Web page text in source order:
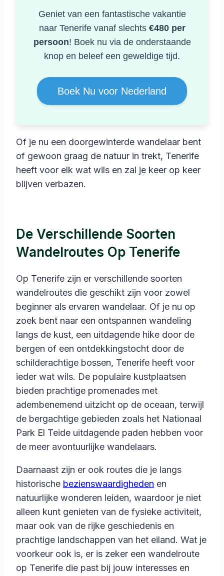
Geniet van een fantastische vakantie
naar Tenerife vanaf slechts €480 per
persoon! Boek nu via de onderstaande
knop en beleef een geweldige tijd.
Boek Nu voor Nederland
Of je nu een doorgewinterde wandelaar bent
of gewoon graag de natuur in trekt, Tenerife
heeft voor elk wat wils en zal je keer op keer
blijven verbazen.
De Verschillende Soorten
Wandelroutes Op Tenerife
Op Tenerife zijn er verschillende soorten
wandelroutes die geschikt zijn voor zowel
beginner als ervaren wandelaar. Of je nu op
zoek bent naar een ontspannen wandeling
langs de kust, een uitdagende hike door de
bergen of een ontdekkingstocht door de
schilderachtige bossen, Tenerife heeft voor
ieder wat wils. De populaire kustplaatsen
bieden prachtige promenades met
adembenemend uitzicht op de oceaan, terwijl
de bergachtige gebieden zoals het Nationaal
Park El Teide uitdagende paden hebben voor
de meer avontuurlijke wandelaars.
Daarnaast zijn er ook routes die je langs
historische bezienswaardigheden en
natuurlijke wonderen leiden, waardoor je niet
alleen kunt genieten van de fysieke activiteit,
maar ook van de rijke geschiedenis en
prachtige landschappen van het eiland. Wat je
voorkeur ook is, er is zeker een wandelroute
op Tenerife die past bij jouw interesses en